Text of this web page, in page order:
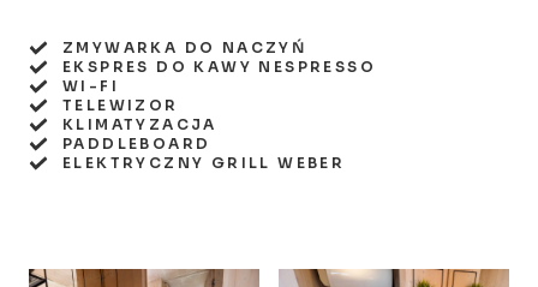
ZMYWARKA DO NACZYŃ
EKSPRES DO KAWY NESPRESSO
WI-FI
TELEWIZOR
KLIMATYZACJA
PADDLEBOARD
ELEKTRYCZNY GRILL WEBER